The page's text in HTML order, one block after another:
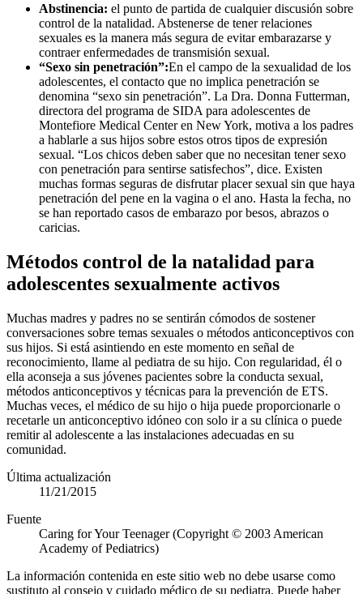
Abstinencia: el punto de partida de cualquier discusión sobre
control de la natalidad. Abstenerse de tener relaciones
sexuales es la manera más segura de evitar embarazarse y
contraer enfermedades de transmisión sexual.
“Sexo sin penetración”:En el campo de la sexualidad de los
adolescentes, el contacto que no implica penetración se
denomina “sexo sin penetración”. La Dra. Donna Futterman,
directora del programa de SIDA para adolescentes de
Montefiore Medical Center en New York, motiva a los padres
a hablarle a sus hijos sobre estos otros tipos de expresión
sexual. “Los chicos deben saber que no necesitan tener sexo
con penetración para sentirse satisfechos”, dice. Existen
muchas formas seguras de disfrutar placer sexual sin que haya
penetración del pene en la vagina o el ano. Hasta la fecha, no
se han reportado casos de embarazo por besos, abrazos o
caricias.
Métodos control de la natalidad para
adolescentes sexualmente activos
Muchas madres y padres no se sentirán cómodos de sostener
conversaciones sobre temas sexuales o métodos anticonceptivos con
sus hijos. Si está asintiendo en este momento en señal de
reconocimiento, llame al pediatra de su hijo. Con regularidad, él o
ella aconseja a sus jóvenes pacientes sobre la conducta sexual,
métodos anticonceptivos y técnicas para la prevención de ETS.
Muchas veces, el médico de su hijo o hija puede proporcionarle o
recetarle un anticonceptivo idóneo con solo ir a su clínica o puede
remitir al adolescente a las instalaciones adecuadas en su
comunidad.
Última actualización
11/21/2015
Fuente
Caring for Your Teenager (Copyright © 2003 American
Academy of Pediatrics)
La información contenida en este sitio web no debe usarse como
sustituto al consejo y cuidado médico de su pediatra. Puede haber